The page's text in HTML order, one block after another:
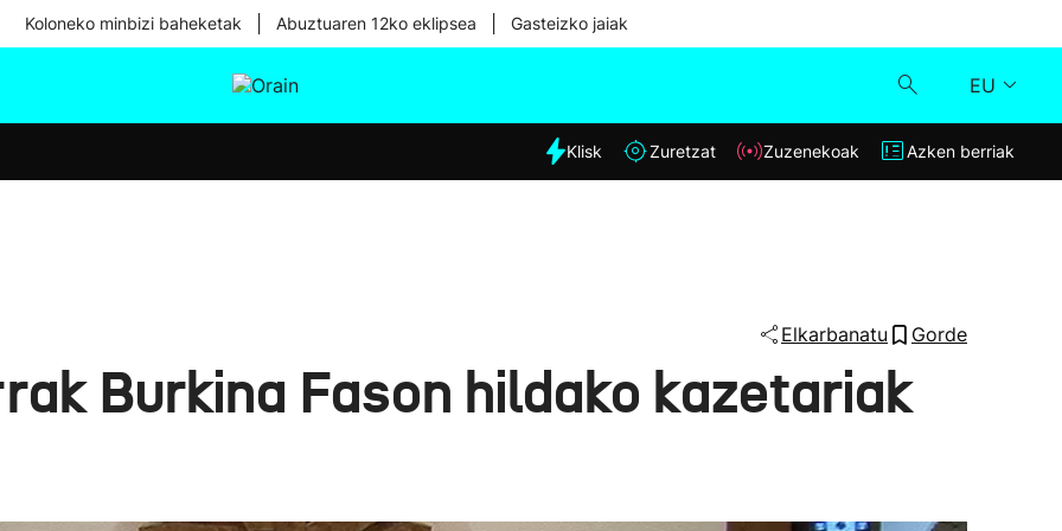
Koloneko minbizi baheketak Abuztuaren 12ko eklipsea Gasteizko jaiak
EU
Eguraldia
Klisk
Azken berriak
Klisk Zuretzat Zuzenekoak Azken berriak
Elkarbanatu Gorde
Burkina Fason hildako kazetariak